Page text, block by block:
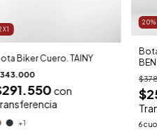
Biker Cuero. TAINY
con
+1
20
6